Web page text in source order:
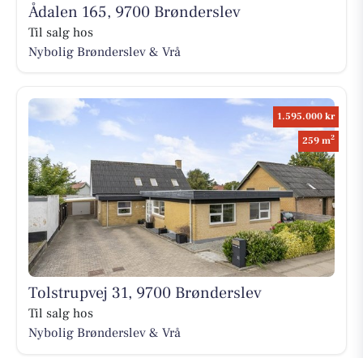
Ådalen 165, 9700 Brønderslev
Til salg hos
Nybolig Brønderslev & Vrå
1.595.000 kr
259 m2
Tolstrupvej 31, 9700 Brønderslev
Til salg hos
Nybolig Brønderslev & Vrå